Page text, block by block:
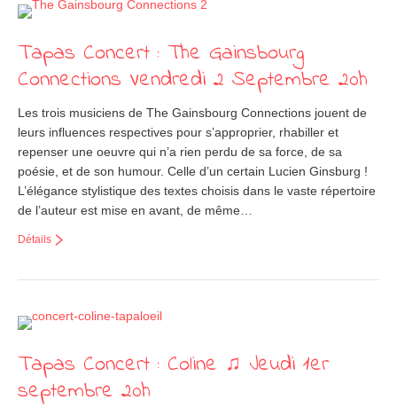
Tapas Concert : The Gainsbourg
Connections Vendredi 2 Septembre 20h
Les trois musiciens de The Gainsbourg Connections jouent de
leurs influences respectives pour s’approprier, rhabiller et
repenser une oeuvre qui n’a rien perdu de sa force, de sa
poésie, et de son humour. Celle d’un certain Lucien Ginsburg !
L’élégance stylistique des textes choisis dans le vaste répertoire
de l’auteur est mise en avant, de même…
Détails
Tapas Concert : Coline ♫ Jeudi 1er
septembre 20h